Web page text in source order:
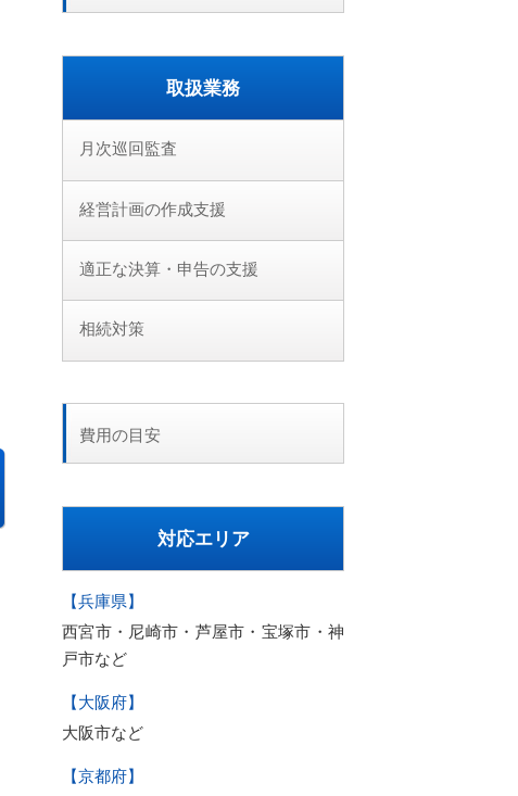
取扱業務
月次巡回監査
経営計画の作成支援
適正な決算・申告の支援
相続対策
費用の目安
対応エリア
【兵庫県】
西宮市・尼崎市・芦屋市・宝塚市・神
戸市など
【大阪府】
大阪市など
【京都府】